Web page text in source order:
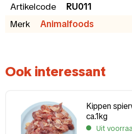
Artikelcode
RU011
Merk
Animalfoods
Ook interessant
Kippen
ca.1kg
Uit